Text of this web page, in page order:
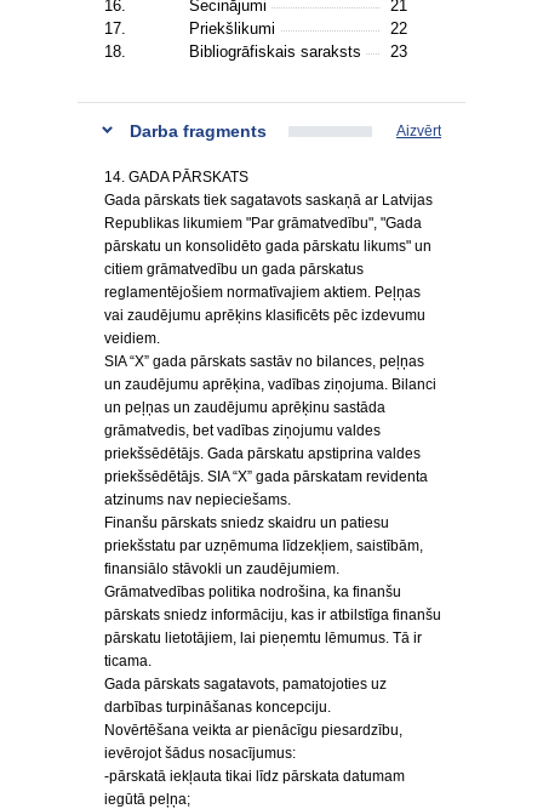
16. Secinājumi
21
17.
Priekšlikumi
22
18.
Bibliogrāfiskais saraksts 23
Darba fragments Aizvērt
14. GADA PĀRSKATS
Gada pārskats tiek sagatavots saskaņā ar Latvijas
Republikas likumiem "Par grāmatvedību", "Gada
pārskatu un konsolidēto gada pārskatu likums" un
citiem grāmatvedību un gada pārskatus
reglamentējošiem normatīvajiem aktiem. Peļņas
vai zaudējumu aprēķins klasificēts pēc izdevumu
veidiem.
SIA “X” gada pārskats sastāv no bilances, peļņas
un zaudējumu aprēķina, vadības ziņojuma. Bilanci
un peļņas un zaudējumu aprēķinu sastāda
grāmatvedis, bet vadības ziņojumu valdes
priekšsēdētājs. Gada pārskatu apstiprina valdes
priekšsēdētājs. SIA “X” gada pārskatam revidenta
atzinums nav nepieciešams.
Finanšu pārskats sniedz skaidru un patiesu
priekšstatu par uzņēmuma līdzekļiem, saistībām,
finansiālo stāvokli un zaudējumiem.
Grāmatvedības politika nodrošina, ka finanšu
pārskats sniedz informāciju, kas ir atbilstīga finanšu
pārskatu lietotājiem, lai pieņemtu lēmumus. Tā ir
ticama.
Gada pārskats sagatavots, pamatojoties uz
darbības turpināšanas koncepciju.
Novērtēšana veikta ar pienācīgu piesardzību,
ievērojot šādus nosacījumus:
-pārskatā iekļauta tikai līdz pārskata datumam
iegūtā peļņa;